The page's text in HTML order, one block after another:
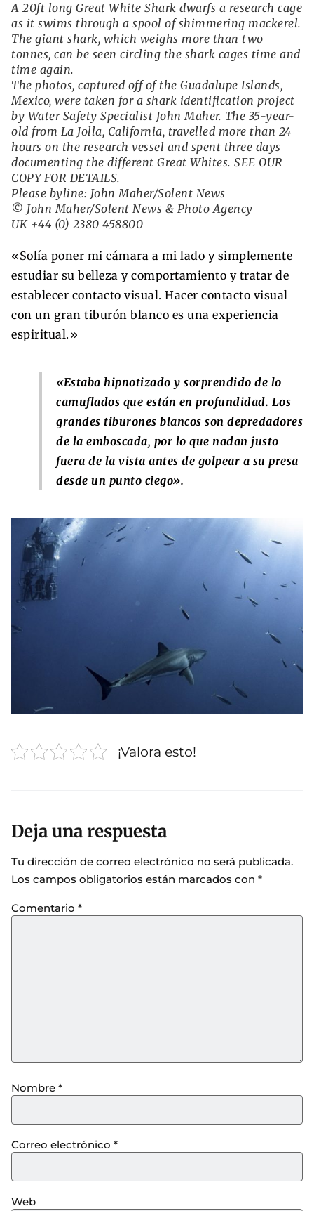
A 20ft long Great White Shark dwarfs a research cage
as it swims through a spool of shimmering mackerel.
The giant shark, which weighs more than two
tonnes, can be seen circling the shark cages time and
time again.
The photos, captured off of the Guadalupe Islands,
Mexico, were taken for a shark identification project
by Water Safety Specialist John Maher. The 35-year-
old from La Jolla, California, travelled more than 24
hours on the research vessel and spent three days
documenting the different Great Whites. SEE OUR
COPY FOR DETAILS.
Please byline: John Maher/Solent News
© John Maher/Solent News & Photo Agency
UK +44 (0) 2380 458800
«Solía ​​poner mi cámara a mi lado y simplemente
estudiar su belleza y comportamiento y tratar de
establecer contacto visual. Hacer contacto visual
con un gran tiburón blanco es una experiencia
espiritual.»
«Estaba hipnotizado y sorprendido de lo
camuflados que están en profundidad. Los
grandes tiburones blancos son depredadores
de la emboscada, por lo que nadan justo
fuera de la vista antes de golpear a su presa
desde un punto ciego».
¡Valora esto!
Deja una respuesta
Tu dirección de correo electrónico no será publicada.
Los campos obligatorios están marcados con *
Comentario *
Nombre *
Correo electrónico *
Web